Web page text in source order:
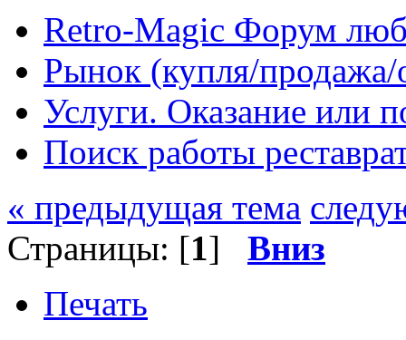
Retro-Magic Форум
Рынок (купля/продажа/
Услуги. Оказание или
Поиск работы
« предыдущая тема
Страницы: [1] Вниз
Печать